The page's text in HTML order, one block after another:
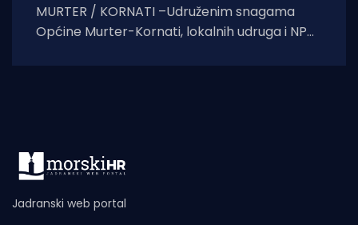
MURTER / KORNATI –Udruženim snagama
Općine Murter-Kornati, lokalnih udruga i NP
Jadranski web portal